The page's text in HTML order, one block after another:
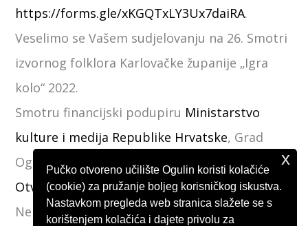
https://forms.gle/xKGQTxLY3Ux7daiRA.
Veselimo se Vašem sudjelovanju na 26. Smotri
izvornog folklora Karlovačke županije „Igra
kolo“ 2022.
Smotru financijski podupiru Ministarstvo
kulture i medija Republike Hrvatske, Grad
Ogulin,ZAKUD Karlovačke županijei
Pučko
Otvoreno Učilište Ogulin
Neka (Za)Igra kolo!
Pučko otvoreno učilište Ogulin koristi kolačiće
(cookie) za pružanje boljeg korisničkog iskustva.
Nastavkom pregleda web stranica slažete se s
korištenjem kolačića i dajete privolu za
x